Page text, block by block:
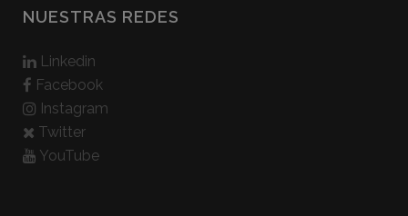
NUESTRAS REDES
Linkedin
Facebook
Instagram
Twitter
YouTube